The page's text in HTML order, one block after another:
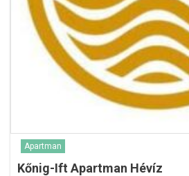
Apartman
Kőnig-Ift Apartman Hévíz